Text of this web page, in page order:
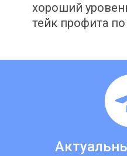
хороший
тейк профита